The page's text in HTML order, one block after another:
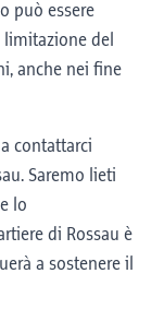
può essere
del
anche nei fine
contattarci
Saremo lieti
lo
di Rossau è
a sostenere il